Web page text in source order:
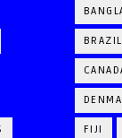
BRAZIL
FIJI